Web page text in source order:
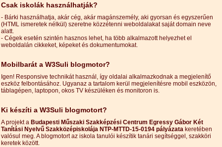
Csak iskolák használhatják?
- Bárki használhatja, akár cég, akár magánszemély, aki gyorsan és egyszerűen
(HTML ismeretek nélkül) szeretne közzétenni weboldalakat saját domain neve
alatt.
- Cégek esetén szintén hasznos lehet, ha több alkalmazott helyezhet el
weboldalán cikkeket, képeket és dokumentumokat.
Mobilbarát a W3Suli blogmotor?
Igen! Responsive technikát használ, így oldalai alkalmazkodnak a megjelenítő
eszköz felbontásához. Ugyanaz a tartalom kerül megjelenítésre mobil eszközön,
táblagépen, laptopon, okos TV készüléken és monitoron is.
Ki készíti a W3Suli blogmotort?
A projekt a Budapesti Műszaki Szakképzési Centrum Egressy Gábor Két
Tanítási Nyelvű Szakközépiskolája NTP-MTTD-15-0194 pályázata keretében
valósul meg. A blogmotort az iskola tanulói készítik tanári segítséggel, szakköri
keretek között.